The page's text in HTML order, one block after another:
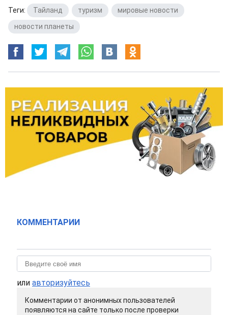
Теги: Тайланд туризм мировые новости
новости планеты
КОММЕНТАРИИ
или авторизуйтесь
Комментарии от анонимных пользователей
появляются на сайте только после проверки